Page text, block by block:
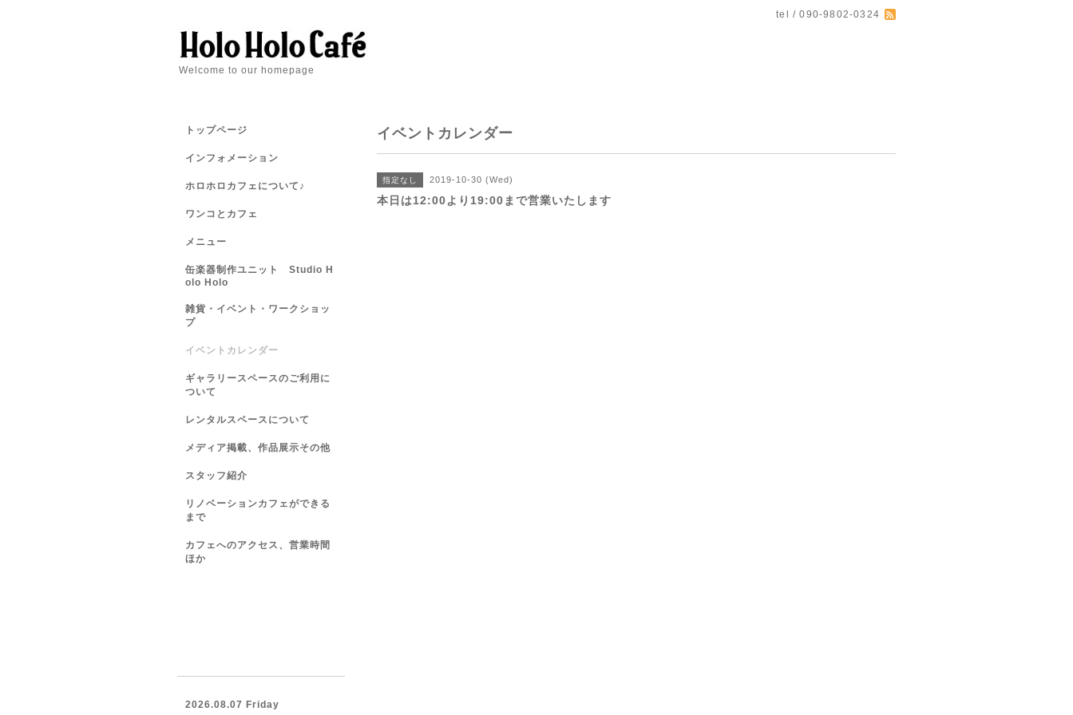
tel / 090-9802-0324
Welcome to our homepage
イベントカレンダー
指定なし 2019-10-30 (Wed)
本日は12:00より19:00まで営業いたします
トップページ
インフォメーション
ホロホロカフェについて♪
ワンコとカフェ
メニュー
缶楽器制作ユニット Studio H
olo Holo
雑貨・イベント・ワークショッ
プ
イベントカレンダー
ギャラリースペースのご利用に
ついて
レンタルスペースについて
メディア掲載、作品展示その他
スタッフ紹介
リノベーションカフェができる
まで
カフェへのアクセス、営業時間
ほか
2026.08.07 Friday